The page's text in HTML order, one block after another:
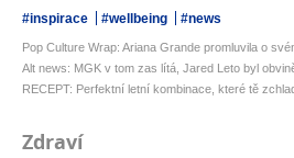
#inspirace #wellbeing #news
Pop Culture Wrap: Ariana Grande promluvila o
Alt news: MGK v tom zas lítá, Jared Leto byl
RECEPT: Perfektní letní kombinace, které tě
Zdraví